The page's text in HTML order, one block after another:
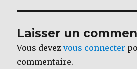
b
o
o
k
r
Laisser un
Vous devezvous connecter
commentaire.